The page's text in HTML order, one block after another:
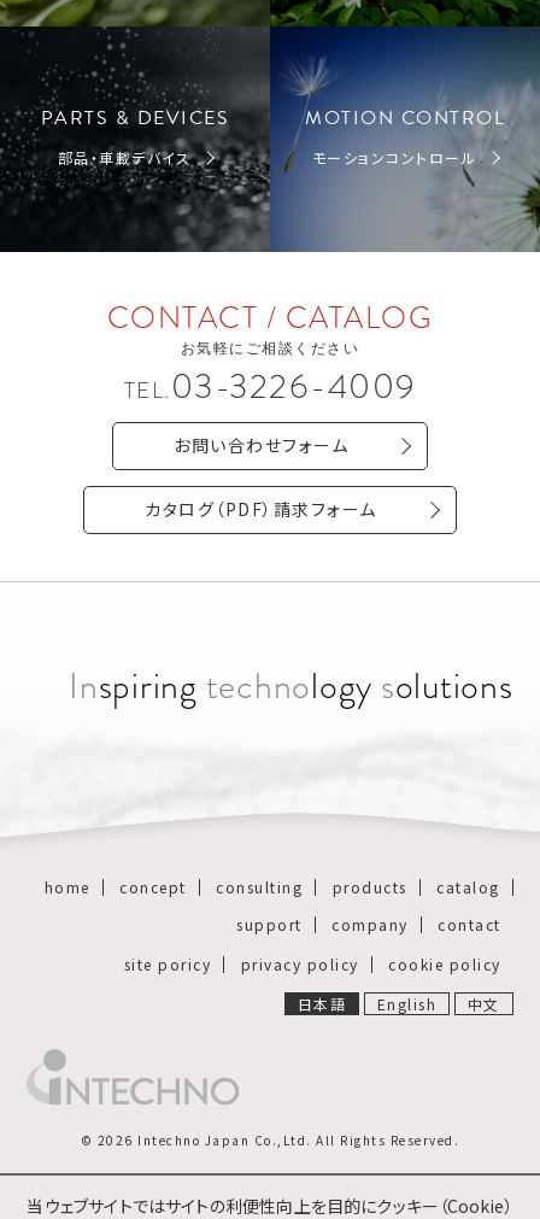
当ウェブサイトではサイトの利便性向上を目的にクッキー（Cookie）
PARTS & DEVICES
部品・車載デバイス
MOTION CONTROL
モーションコントロール
CONTACT / CATALOG
お気軽にご相談ください
TEL. 03-3226-4009
お問い合わせフォーム
カタログ（PDF）請求フォーム
Inspiring technology solutions
home concept consulting products
catalog
support
company
contact
site poricy
privacy policy
cookie policy
日本語
English 中文
© 2026 Intechno Japan Co.,Ltd. All Rights Reserved.